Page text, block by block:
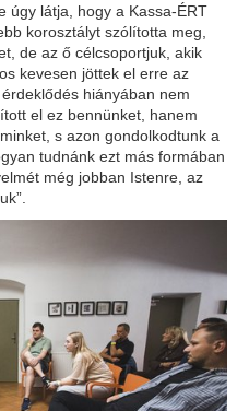
úgy látja, hogy a Kassa-ÉRT
korosztályt szólította meg,
de az ő célcsoportjuk, akik
kevesen jöttek el erre az
hiányában nem
el ez bennünket, hanem
s azon gondolkodtunk a
tudnánk ezt más formában
még jobban Istenre, az